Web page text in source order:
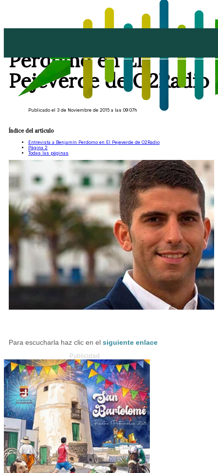
Perdomo en El
Pejeverde de O2Radio
Publicado el 3 de Noviembre de 2015 a las 09:07h
Índice del artículo
Entrevista a Benjamín Perdomo en El Pejeverde de O2Radio
Página 2
Todas las páginas
Para escucharla haz clic en el siguiente enlace
Publicidad